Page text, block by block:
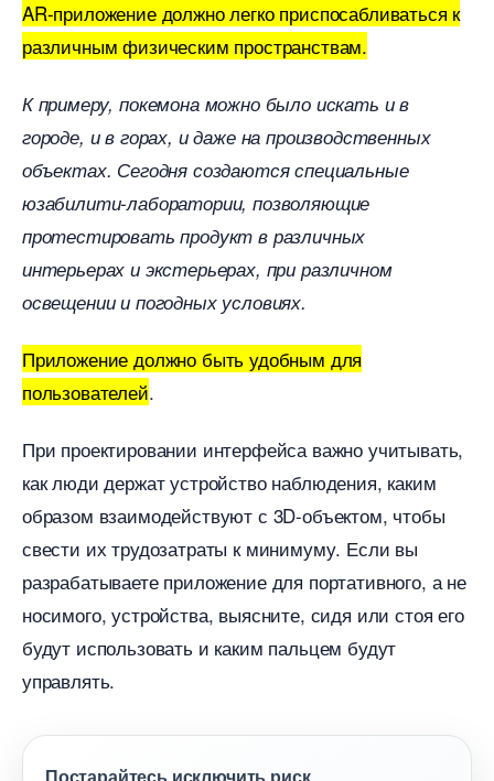
AR-приложение должно легко приспосабливаться к
различным физическим пространствам.
К примеру, покемона можно было искать и
ороде, и в горах, и даже на производственных
объектах. Сегодня создаются специальные
юзабилити-лаборатории, позволяющие
протестировать продукт в различных
интерьерах и экстерьерах, при различном
освещении и погодных условиях.
Приложение должно быть удобным для
пользователей.
При проектировании интерфейса важно учитывать,
как люди держат устройство наблюдения, каким
образом взаимодействуют с 3D-объектом, чтобы
свести их трудозатраты к минимуму. Если вы
разрабатываете приложение для портативного, а не
носимого, устройства, выясните, сидя или стоя его
удут использовать и каким пальцем будут
управлять.